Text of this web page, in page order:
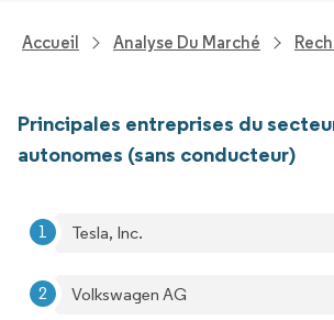
Accueil Analyse Du Marché
Principales entreprises du
autonomes (sans conducteur)
Tesla, Inc.
Volkswagen AG